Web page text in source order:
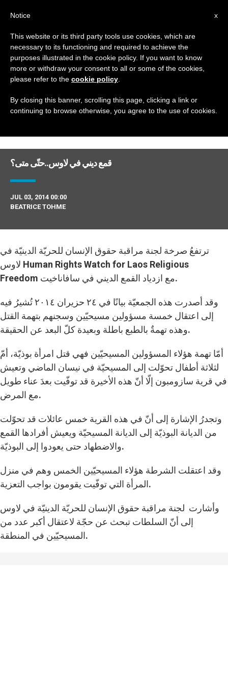
DAY
July 3rd, 2014
DERNIÈRES NOUVELLES
قمع ديني في لاوس..حتّى متى؟
JUL 03, 2014 00:00
BEATRICE TOHME
ترتفعُ صرخة لجنة مراقبة حقوق الإنسان للحريّة الدينيّة في
لاوس Human Rights Watch for Laos Religious
Freedom مع ازدياد القمع الديني في سافاناخيت.
وقد أصدرت هذه الجمعيّة بيانًا في ٢٤ حزيران ٢٠١٤ تُشيرُ فيه
إلى اعتقال خمسة مسؤولين مسيحيّين وسجنهم بتهمة القتل
وهذه تهمةٌ بالطبع باطلة وبعيدة كلّ البعد عن الحقيقة.
أمّا تهمة هؤلاء المسؤولين المسيحيّين فهي قتل امرأة بوذيّة، أمّ
لثلاثة أطفال تحوّلت إلى المسيحيّة في نيسان الماضي وتعيش
في قرية سازومبون إلّا أنّ هذه الأخيرة قد توفّيت بعدَ عناء طويل
مع المرض.
وتجدرُ الإشارة إلى أنّ في هذه القرية خمس عائلات قد تحوّلت
من الديانة البوذيّة إلى الديانة المسيحيّة ويعيش أفرادها القمع
والاضطهاد حتى يعودوا إلى البوذيّة.
وقد اعتقلت الشرطة هؤلاء المسيحيّين الخمس وهم في منزل
المرأة التي توفّيت يقومون بواجب التعزية.
وأشارت لجنة مراقبة حقوق الإنسان للحريّة الدينيّة في لاوس
إلى أنّ السلطات تبحث عن حجّة لاعتقال أكبر عدد من
المسيحيّين في المنطقة.
x
Notice
This website or its third party tools use cookies, which are
necessary to its functioning and required to achieve the
purposes illustrated in the cookie policy. If you want to know
more or withdraw your consent to all or some of the cookies,
please refer to the cookie policy
By closing this banner, scrolling this page, clicking a link or
continuing to browse otherwise, you agree to the use of cookies.